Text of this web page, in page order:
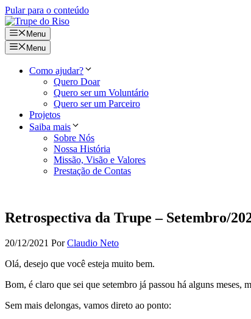
Pular para o conteúdo
Menu
Menu
Como ajudar?
Quero Doar
Quero ser um Voluntário
Quero ser um Parceiro
Projetos
Saiba mais
Sobre Nós
Nossa História
Missão, Visão e Valores
Prestação de Contas
Retrospectiva da Trupe – Setembro/
20/12/2021 PorClaudio Neto
Olá, desejo que você esteja muito bem.
Bom, é claro que sei que setembro já passou há alguns meses,
Sem mais delongas, vamos direto ao ponto: